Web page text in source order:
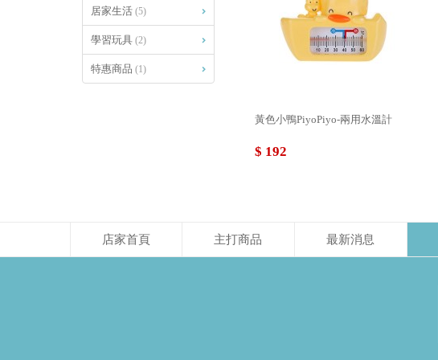
居家生活 (5)
學習玩具 (2)
特惠商品 (1)
黃色小鴨PiyoPiyo-兩用水溫計
$ 192
店家首頁 主打商品 最新消息